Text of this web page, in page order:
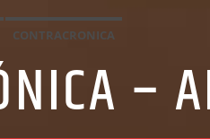
CONTRACRONICA
–